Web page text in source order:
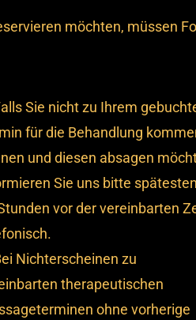
möchten, müssen
Sie nicht zu Ihrem
für die Behandlung
und diesen absagen
Sie uns bitte
vor der vereinbarten
Nichterscheinen zu
therapeutischen
ohne vorherige